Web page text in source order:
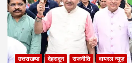
उत्तराखण्ड देहरादून राजनीति वायरल न्यूज़